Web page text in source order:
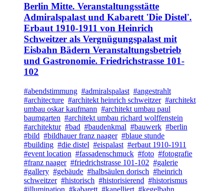
Berlin Mitte. Veranstaltungsstätte
Admiralspalast und Kabarett 'Die Distel'.
Erbaut 1910-1911 von Heinrich
Schweitzer als Vergnügungspalast mit
Eisbahn Bädern Veranstaltungsbetrieb
und Gastronomie. Friedrichstrasse 101-
102
#abendstimmung #admiralspalast #angestrahlt
#architecture #architekt heinrich schweitzer #architekt
umbau oskar kaufmann #architekt umbau paul
baumgarten #architekt umbau richard wolffenstein
#architektur #bad #baudenkmal #bauwerk #berlin
#bild #bildhauer franz naager #blaue stunde
#building #die distel #eispalast #erbaut 1910-1911
#event location #fassadenschmuck #foto #fotografie
#franz naager #friedrichstrasse 101-102 #galerie
#gallery #gebäude #halbsäulen dorisch #heinrich
schweitzer #historisch #historisierend #historismus
#illumination #kabarett #kanelliert #kegelbahn